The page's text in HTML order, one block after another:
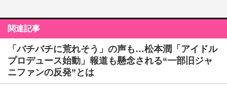
関連記事
「バチバチに荒れそう」の声も…松本潤「アイドル
プロデュース始動」報道も懸念される“一部旧ジャ
ニファンの反発”とは